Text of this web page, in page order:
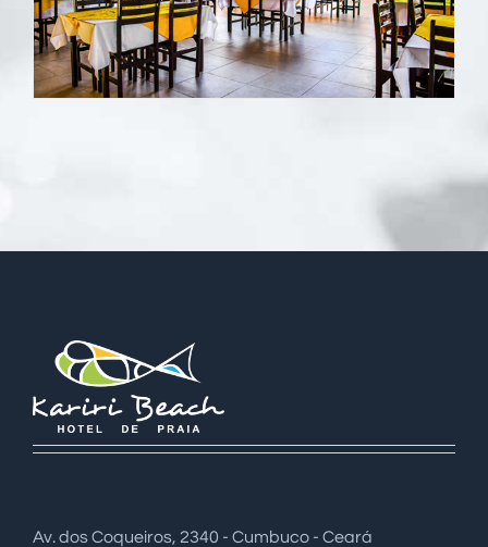
Av. dos Coqueiros, 2340 - Cumbuco - Ceará